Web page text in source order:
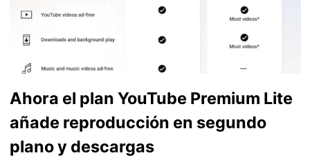
Ahora el plan YouTube Premium Lite
añade reproducción en segundo
plano y descargas